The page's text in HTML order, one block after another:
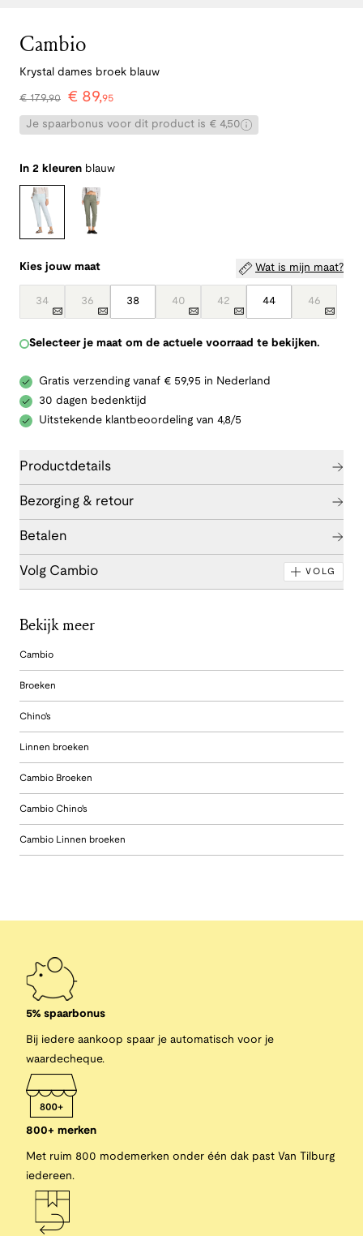
Cambio
Krystal dames broek blauw
€179,90 € 89,95
Je spaarbonus voor dit product is € 4,50
In 2 kleuren blauw
Kies jouw maat Wat is mijn maat?
34 36 38 40 42 44 46
Selecteer je maat om de actuele voorraad te bekijken.
Gratis verzending vanaf € 59,95 in Nederland
30 dagen bedenktijd
Uitstekende klantbeoordeling van 4,8/5
Productdetails
Bezorging & retour
Betalen
Volg Cambio VOLG
Bekijk meer
Cambio
Broeken
Chino's
Linnen broeken
Cambio Broeken
Cambio Chino's
Cambio Linnen broeken
5% spaarbonus
Bij iedere aankoop spaar je automatisch voor je
waardecheque.
800+ merken
Met ruim 800 modemerken onder één dak past Van Tilburg
iedereen.